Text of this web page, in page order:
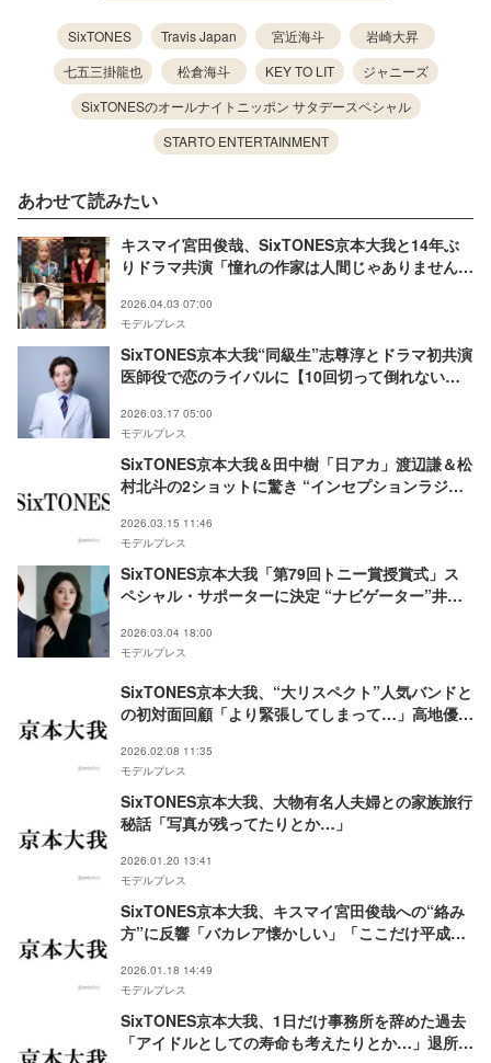
SixTONES Travis Japan 宮近海斗
岩崎大昇
七五三掛龍也
松倉海斗 KEY TO LIT
ジャニーズ
SixTONESのオールナイトニッポン サタデースペシャル
STARTO ENTERTAINMENT
あわせて読みたい
キスマイ宮田俊哉、SixTONES京本大我と14年ぶ
りドラマ共演「憧れの作家は人間じゃありませんで
2026.04.03 07:00
モデルプレス
SixTONES京本大我“同級生”志尊淳とドラマ初共演
医師役で恋のライバルに【10回切って倒れない木
2026.03.17 05:00
モデルプレス
SixTONES京本大我＆田中樹「日アカ」渡辺謙＆松
村北斗の2ショットに驚き “インセプションラジ
2026.03.15 11:46
モデルプレス
SixTONES京本大我「第79回トニー賞授賞式」ス
ペシャル・サポーターに決定 “ナビゲーター”井上
2026.03.04 18:00
モデルプレス
SixTONES京本大我、“大リスペクト”人気バンドと
の初対面回顧「より緊張してしまって…」高地優吾
2026.02.08 11:35
モデルプレス
SixTONES京本大我、大物有名人夫婦との家族旅行
秘話「写真が残ってたりとか…」
2026.01.20 13:41
モデルプレス
SixTONES京本大我、キスマイ宮田俊哉への“絡み
方”に反響「バカレア懐かしい」「ここだけ平成み
2026.01.18 14:49
モデルプレス
SixTONES京本大我、1日だけ事務所を辞めた過去
「アイドルとしての寿命も考えたりとか…」退所撤